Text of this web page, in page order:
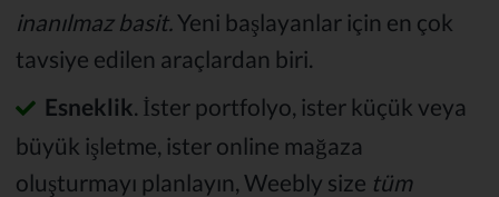
inanılmaz basit. Yeni başlayanlar için en çok
tavsiye edilen araçlardan biri.
Esneklik . İster portfolyo, ister küçük veya
büyük işletme, ister online mağaza
oluşturmayı planlayın, Weebly size tüm